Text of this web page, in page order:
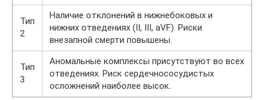
Тип
2
Наличие отклонений в нижнебоковых и
нижних отведениях (II, III, aVF). Риски
внезапной смерти повышены.
Тип
3
Аномальные комплексы присутствуют во всех
отведениях. Риск сердечнососудистых
осложнений наиболее высок.